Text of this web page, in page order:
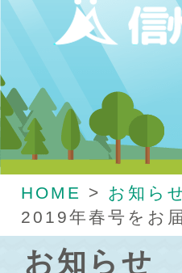
HOME > お知ら
2019年春号をお
お知らせ